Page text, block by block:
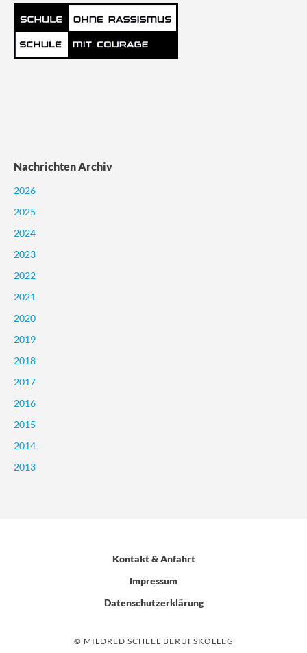
Nachrichten Archiv
2026
2025
2024
2023
2022
2021
2020
2019
2018
2017
2016
2015
2014
2013
Kontakt & Anfahrt
Impressum
Datenschutzerklärung
© MILDRED SCHEEL BERUFSKOLLEG